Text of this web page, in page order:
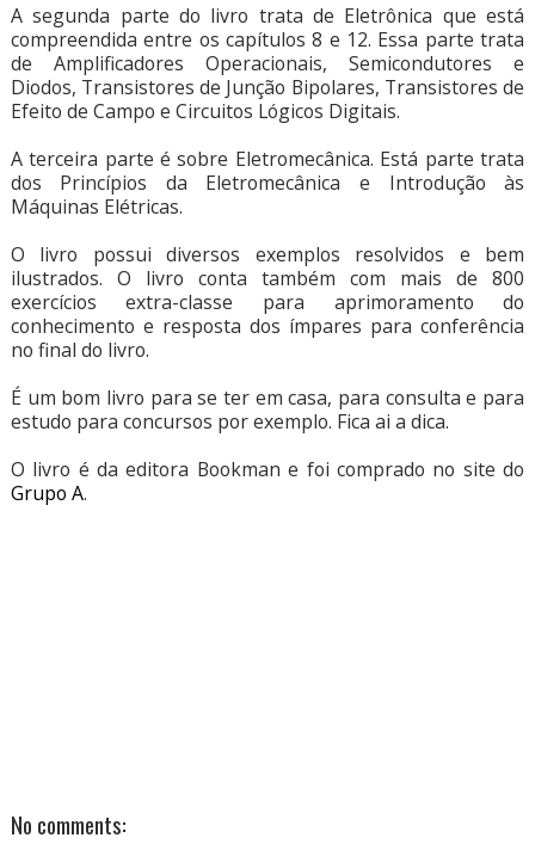
A segunda parte do livro trata de Eletrônica que está
compreendida entre os capítulos 8 e 12. Essa parte trata
de Amplificadores Operacionais, Semicondutores e
Diodos, Transistores de Junção Bipolares, Transistores de
Efeito de Campo e Circuitos Lógicos Digitais.
A terceira parte é sobre Eletromecânica. Está parte trata
dos Princípios da Eletromecânica e Introdução às
Máquinas Elétricas.
O livro possui diversos exemplos resolvidos e bem
ilustrados. O livro conta também com mais de 800
exercícios extra-classe para aprimoramento do
conhecimento e resposta dos ímpares para conferência
no final do livro.
É um bom livro para se ter em casa, para consulta e para
estudo para concursos por exemplo. Fica ai a dica.
O livro é da editora Bookman e foi comprado no site do
Grupo A.
No comments: